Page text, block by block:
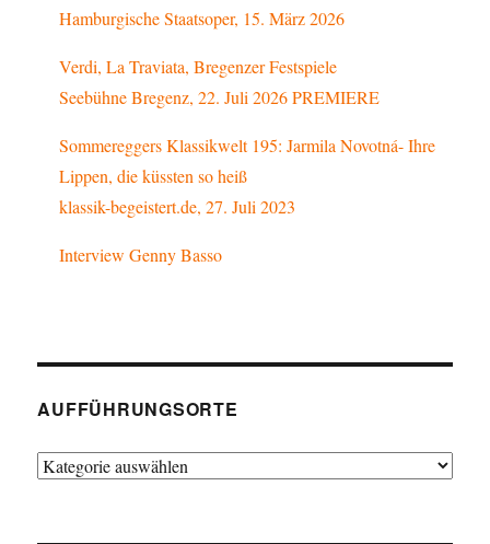
Hamburgische Staatsoper, 15. März 2026
Verdi, La Traviata, Bregenzer Festspiele
Seebühne Bregenz, 22. Juli 2026 PREMIERE
Sommereggers Klassikwelt 195: Jarmila Novotná- Ihre
Lippen, die küssten so heiß
klassik-begeistert.de, 27. Juli 2023
Interview Genny Basso
AUFFÜHRUNGSORTE
Aufführungsorte